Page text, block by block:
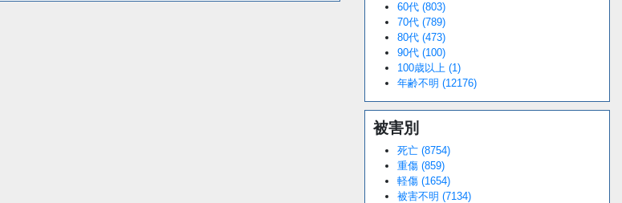
60代 (803)
70代 (789)
80代 (473)
90代 (100)
100歳以上 (1)
年齢不明 (12176)
被害別
死亡 (8754)
重傷 (859)
軽傷 (1654)
被害不明 (7134)